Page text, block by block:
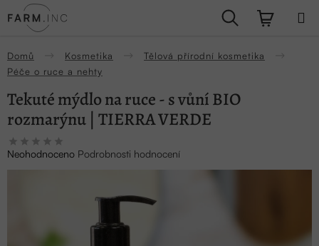
na
Hledat
Domů Kosmetika
Tělová přírodní kosmetika
Péče o ruce a nehty
Tekuté mýdlo na ruce - s vůní BIO
rozmarýnu | TIERRA VERDE
Průměrné
hodnocení
Neohodnoceno Podrobnosti hodnocení